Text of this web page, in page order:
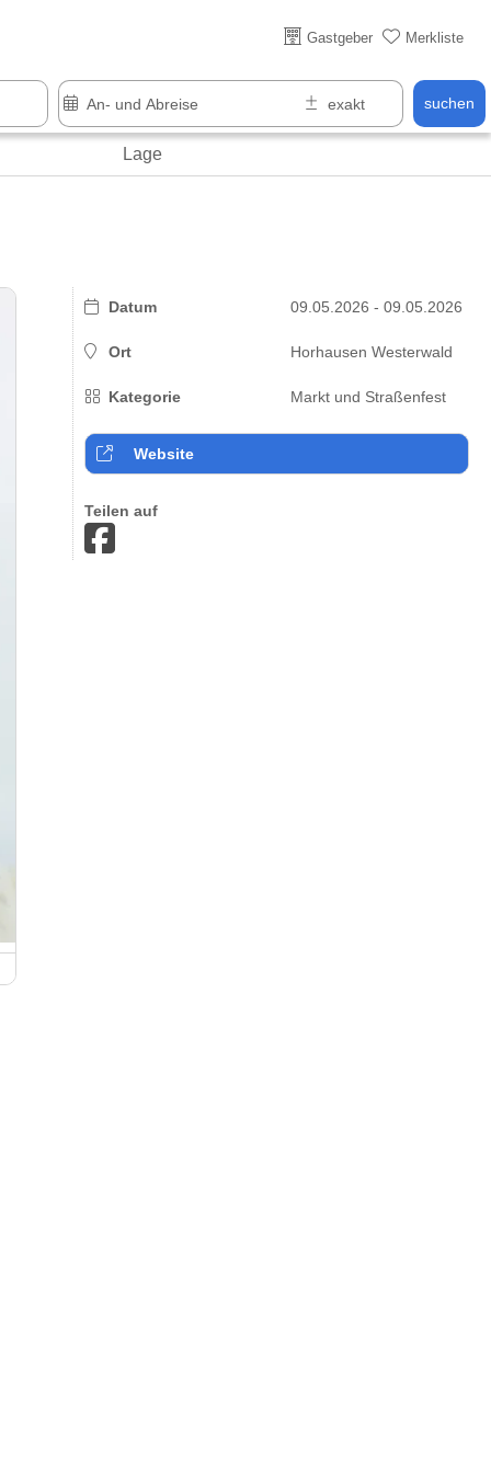
Gastgeber Merkliste
suchen
Über 25 Jahre online
Lage
Datum 09.05.2026 - 09.05.2026
Ort Horhausen Westerwald
Kategorie Markt und Straßenfest
Website
Teilen auf